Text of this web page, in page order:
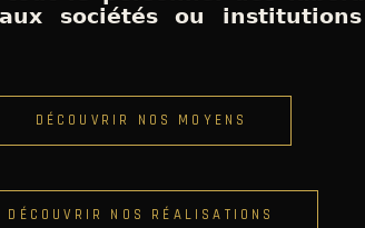
sociétés ou
DÉCOUVRIR NOS MOYENS
DÉCOUVRIR NOS RÉALISATIONS